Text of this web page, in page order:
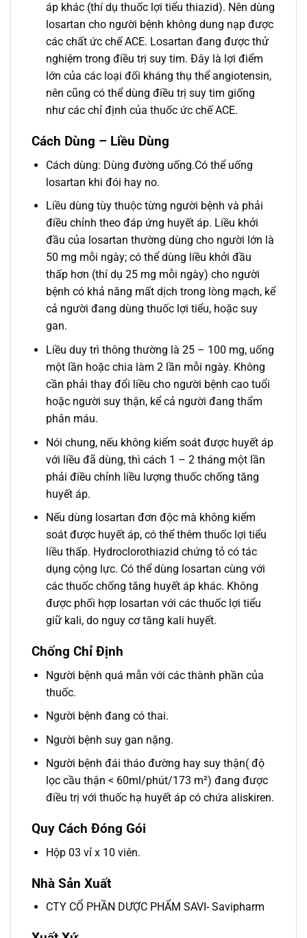
áp khác (thí dụ thuốc lợi tiểu thiazid). Nên dùng
losartan cho người bệnh không dung nạp được
các chất ức chế ACE. Losartan đang được thử
nghiệm trong điều trị suy tim. Ðây là lợi điểm
lớn của các loại đối kháng thụ thể angiotensin,
nên cũng có thể dùng điều trị suy tim giống
như các chỉ định của thuốc ức chế ACE.
Cách Dùng – Liều Dùng
Cách dùng: Dùng đường uống.Có thể uống
losartan khi đói hay no.
Liều dùng tùy thuộc từng người bệnh và phải
điều chỉnh theo đáp ứng huyết áp. Liều khởi
đầu của losartan thường dùng cho người lớn là
50 mg mỗi ngày; có thể dùng liều khởi đầu
thấp hơn (thí dụ 25 mg mỗi ngày) cho người
bệnh có khả năng mất dịch trong lòng mạch, kể
cả người đang dùng thuốc lợi tiểu, hoặc suy
gan.
Liều duy trì thông thường là 25 – 100 mg, uống
một lần hoặc chia làm 2 lần mỗi ngày. Không
cần phải thay đổi liều cho người bệnh cao tuổi
hoặc người suy thận, kể cả người đang thẩm
phân máu.
Nói chung, nếu không kiểm soát được huyết áp
với liều đã dùng, thì cách 1 – 2 tháng một lần
phải điều chỉnh liều lượng thuốc chống tăng
huyết áp.
Nếu dùng losartan đơn độc mà không kiểm
soát được huyết áp, có thể thêm thuốc lợi tiểu
liều thấp. Hydroclorothiazid chứng tỏ có tác
dụng cộng lực. Có thể dùng losartan cùng với
các thuốc chống tăng huyết áp khác. Không
được phối hợp losartan với các thuốc lợi tiểu
giữ kali, do nguy cơ tăng kali huyết.
Chống Chỉ Định
Người bệnh quá mẫn với các thành phần của
thuốc.
Người bệnh đang có thai.
Người bệnh suy gan nặng.
Người bệnh đái tháo đường hay suy thận( độ
lọc cầu thận < 60ml/phút/173 m²) đang được
điều trị với thuốc hạ huyết áp có chứa aliskiren.
Quy Cách Đóng Gói
Hộp 03 vỉ x 10 viên.
Nhà Sản Xuất
CTY CỔ PHẦN DƯỢC PHẨM SAVI- Savipharm